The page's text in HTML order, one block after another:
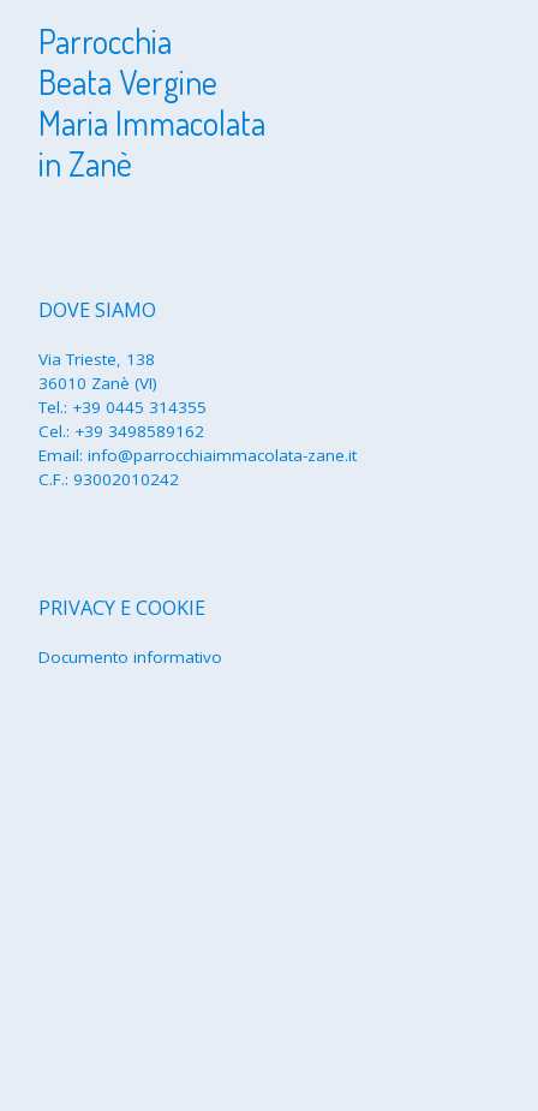
Parrocchia
Beata Vergine
Maria Immacolata
in Zanè
DOVE SIAMO
Via Trieste, 138
36010 Zanè (VI)
Tel.: +39 0445 314355
Cel.: +39 3498589162
Email: info@parrocchiaimmacolata-zane.it
C.F.: 93002010242
PRIVACY E COOKIE
Documento informativo